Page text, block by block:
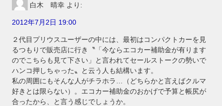
白木 晴幸 より:
2012年7月2日 19:00
２代目プリウスユーザーの中には、最初はコンパクトカーを見
るつもりで販売店に行き〝「今ならエコカー補助金が有ります
のでこちらも見て下さい」と言われてセールストークの勢いで
ハンコ押しちゃった〟と云う人も結構います。
私の周囲にもそんな人がチラホラ…（どちらかと言えばクルマ
好きとは限らない）。エコカー補助金のおかげで予算と帳尻が
合ったから、と言う感じでしょうか。